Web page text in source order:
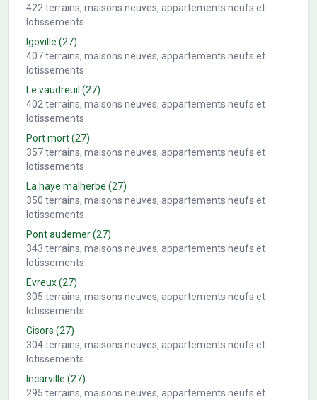
422 terrains, maisons neuves, appartements neufs et
lotissements
Igoville (27)
407terrains, maisons neuves, appartements neufs et
lotissements
Le vaudreuil (27)
402 terrains, maisons neuves, appartements neufs et
lotissements
Port mort(27)
357terrains, maisons neuves, appartements neufs et
lotissements
La haye malherbe (27)
350 terrains, maisons neuves, appartements neufs et
lotissements
Pont audemer(27)
343 terrains, maisons neuves, appartements neufs et
lotissements
Evreux(27)
305 terrains, maisons neuves, appartements neufs et
lotissements
Gisors (27)
304terrains, maisons neuves, appartements neufs et
lotissements
Incarville (27)
295 terrains, maisons neuves, appartements neufs et